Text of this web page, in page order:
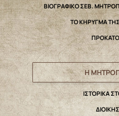
ΒΙΟΓΡΑΦΙΚΟ ΣΕΒ.
ΤΟ ΚΗΡΥΓΜΑ
Η
IΣΤΟΡΙΚΑ